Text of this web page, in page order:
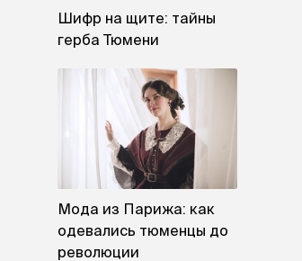
Шифр на щите: тайны
герба Тюмени
Мода из Парижа: как
одевались тюменцы до
революции